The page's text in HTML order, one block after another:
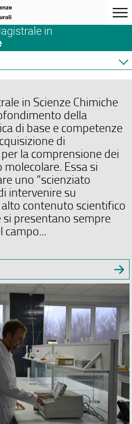
in
in Scienze Chimiche
della
di base e competenze
di
la comprensione dei
Essa si
uno “scienziato
intervenire su
contenuto scientifico
si presentano sempre
campo...